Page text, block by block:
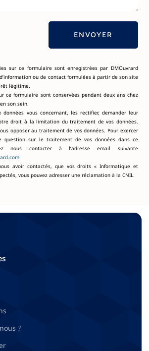
ENVOYER
sur ce formulaire sont enregistrées par DMOuvrard
ou de contact formulées à partir de son site
légitime.
ce formulaire sont conservées pendant deux ans chez
son sein.
données vous concernant, les rectifier, demander leur
droit à la limitation du traitement de vos données.
opposer au traitement de vos données. Pour exercer
question sur le traitement de vos données dans ce
nous contacter à l’adresse email suivante
avoir contactés, que vos droits « Informatique et
vous pouvez adresser une réclamation à la CNIL.
?